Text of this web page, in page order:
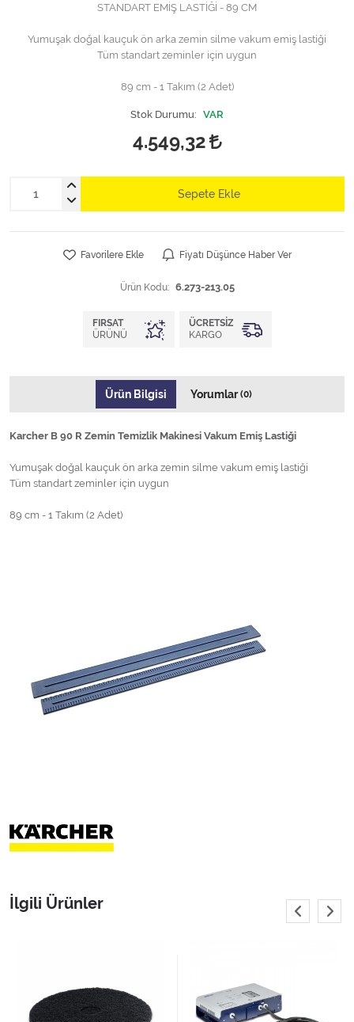
STANDART EMİŞ LASTİĞİ - 89 CM
Yumuşak doğal kauçuk ön arka zemin silme vakum emiş lastiği
Tüm standart zeminler için uygun
89 cm - 1 Takım (2 Adet)
Stok Durumu: VAR
4.549,32
Sepete Ekle
Favorilere Ekle Fiyatı Düşünce Haber Ver
Ürün Kodu: 6.273-213.05
FIRSAT
ÜRÜNÜ
ÜCRETSIZ
KARGO
Ürün Bilgisi Yorumlar(0)
Karcher B 90 R Zemin Temizlik Makinesi Vakum Emiş Lastiği
Yumuşak doğal kauçuk ön arka zemin silme vakum emiş lastiği
Tüm standart zeminler için uygun
89 cm - 1 Takım (2 Adet)
İlgili Ürünler